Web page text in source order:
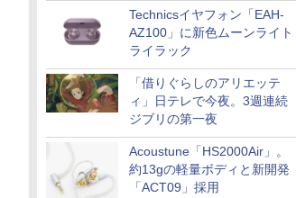
Technicsイヤフォン「EAH-
AZ100」に新色ムーンライト
ライラック
「借りぐらしのアリエッテ
ィ」日テレで今夜。3週連続
ジブリの第一夜
Acoustune「HS2000Air」。
約13gの軽量ボディと新開発
「ACT09」採用